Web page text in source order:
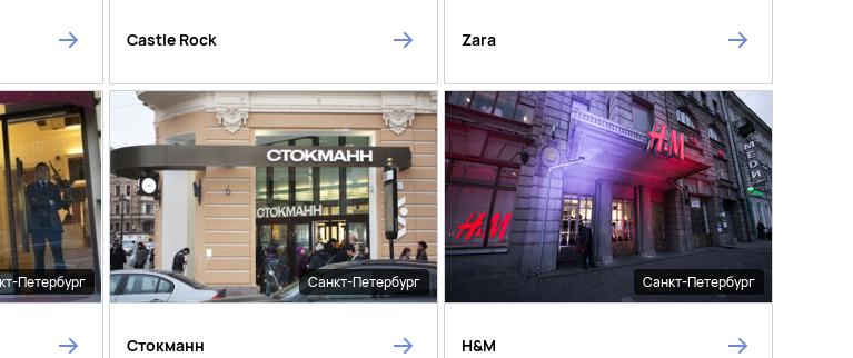
Castle Rock Zara
Петербург Санкт-Петербург
Стокманн
Санкт-Петербург
H&M